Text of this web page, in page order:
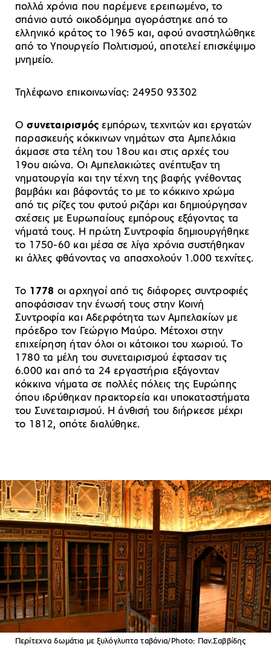
πολλά χρόνια που παρέμενε ερειπωμένο, το
σπάνιο αυτό οικοδόμημα αγοράστηκε από το
ελληνικό κράτος το 1965 και, αφού αναστηλώθηκε
από το Υπουργείο Πολιτισμού, αποτελεί επισκέψιμο
μνημείο.
Τηλέφωνο επικοινωνίας: 24950 93302
Οσυνεταιρισμός εμπόρων, τεχνιτών και εργατών
παρασκευής κόκκινων νημάτων στα Αμπελάκια
άκμασε στα τέλη του 18ου και στις αρχές του
19ου αιώνα. Οι Αμπελακιώτες ανέπτυξαν τη
νηματουργία και την τέχνη της βαφής γνέθοντας
βαμβάκι και βάφοντάς το με το κόκκινο χρώμα
από τις ρίζες του φυτού ριζάρι και δημιούργησαν
σχέσεις με Ευρωπαίους εμπόρους εξάγοντας τα
νήματά τους. Η πρώτη Συντροφία δημιουργήθηκε
το 1750-60 και μέσα σε λίγα χρόνια συστήθηκαν
κι άλλες φθάνοντας να απασχολούν 1.000 τεχνίτες.
Το 1778 οι αρχηγοί από τις διάφορες συντροφιές
αποφάσισαν την ένωσή τους στην Κοινή
Συντροφία και Αδερφότητα των Αμπελακίων με
πρόεδρο τον Γεώργιο Μαύρο. Μέτοχοι στην
επιχείρηση ήταν όλοι οι κάτοικοι του χωριού. Το
1780 τα μέλη του συνεταιρισμού έφτασαν τις
6.000 και από τα 24 εργαστήρια εξάγονταν
κόκκινα νήματα σε πολλές πόλεις της Ευρώπης
όπου ιδρύθηκαν πρακτορεία και υποκαταστήματα
του Συνεταιρισμού. Η άνθισή του διήρκεσε μέχρι
το 1812, οπότε διαλύθηκε.
Περίτεχνα δωμάτια με ξυλόγλυπτα ταβάνια/Photo: Παν.Σαββίδης